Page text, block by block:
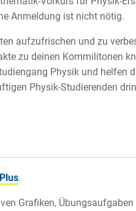
Anmeldung ist nicht nötig.
aufzufrischen und zu
zu deinen Kommilitonen
Physik und helfen
Physik-Studierenden
.
Grafiken, Übungsaufgaben